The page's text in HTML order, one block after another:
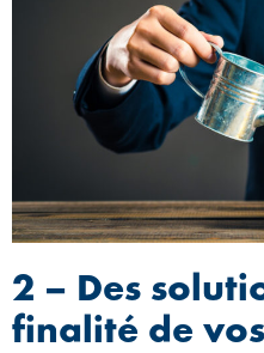
2 – Des
finalité de